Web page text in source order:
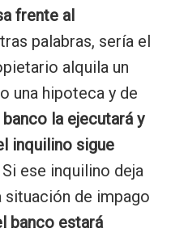
frente al
palabras, sería el
alquila un
una hipoteca y de
banco la ejecutará y
inquilino sigue
Si ese inquilino deja
situación de impago
banco estará